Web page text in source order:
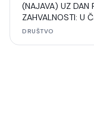
(NAJAVA) UZ DAN
ZAHVALNOSTI: U
šahovski turnir
DRUŠTVO